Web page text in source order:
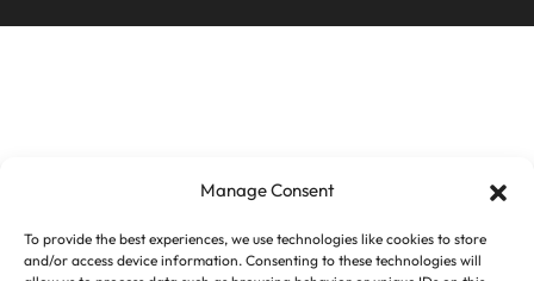
Manage Consent
To provide the best experiences, we use technologies like cookies to store
and/or access device information. Consenting to these technologies will